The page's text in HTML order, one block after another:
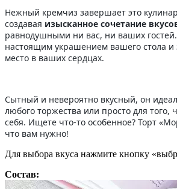
Нежный кремчиз завершает это
создавая изысканное сочетание
равнодушными ни вас, ни ваших гостей.
настоящим украшением вашего стола и
место в ваших сердцах.
Сытный и невероятно вкусный, он
любого торжества или просто для того,
себя. Ищете что-то особенное? Торт
что вам нужно!
Для выбора вкуса нажмите кнопку
Состав: